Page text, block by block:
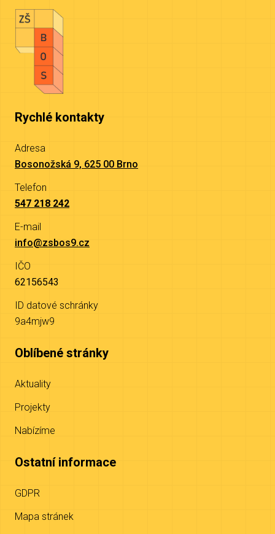
Rychlé kontakty
Adresa
Bosonožská 9, 625 00 Brno
Telefon
547 218 242
E-mail
info@zsbos9.cz
IČO
62156543
ID datové schránky
9a4mjw9
Oblíbené stránky
Aktuality
Projekty
Nabízíme
Ostatní informace
GDPR
Mapa stránek